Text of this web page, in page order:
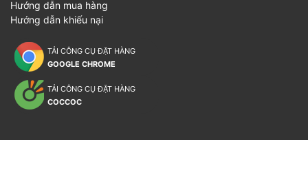
Hướng dẫn mua hàng
Hướng dẫn khiếu nại
TẢI CÔNG CỤ ĐẶT HÀNG
GOOGLE CHROME
TẢI CÔNG CỤ ĐẶT HÀNG
COCCOC